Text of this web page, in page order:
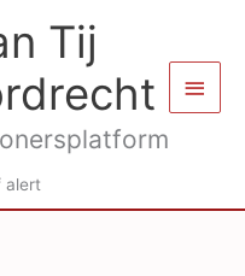
Tij
alert